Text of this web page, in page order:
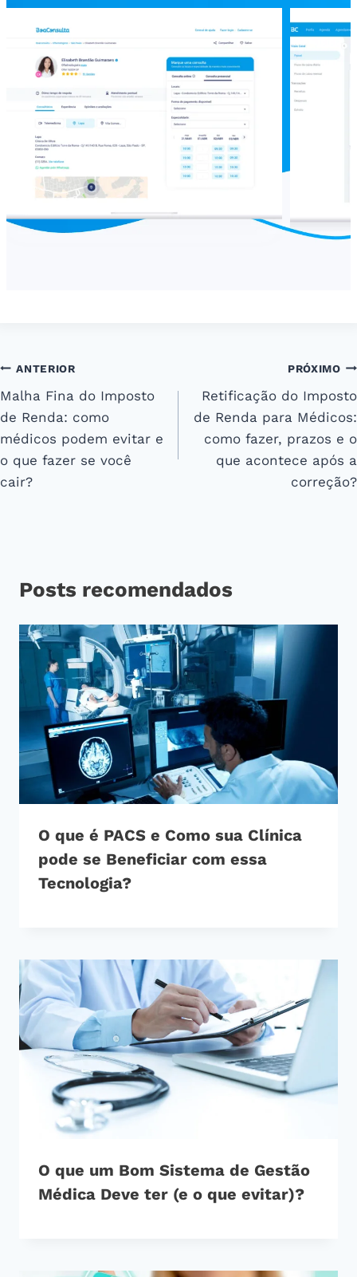
Navegação
de
Post
ANTERIOR
Malha Fina do Imposto
de Renda: como
médicos podem evitar e
o que fazer se você
cair?
PRÓXIMO
Retificação do Imposto
de Renda para Médicos:
como fazer, prazos e o
que acontece após a
correção?
Posts recomendados
O que é PACS e Como sua Clínica
pode se Beneficiar com essa
Tecnologia?
O que um Bom Sistema de Gestão
Médica Deve ter (e o que evitar)?